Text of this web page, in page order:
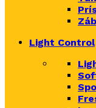
Light Control